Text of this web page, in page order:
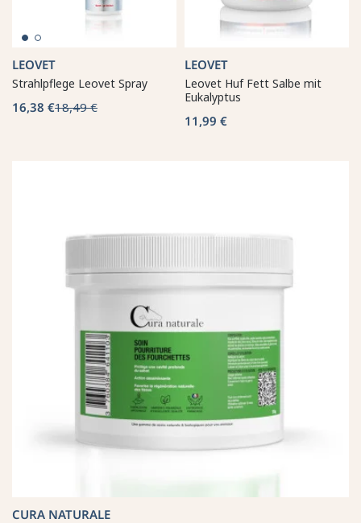
LEOVET
Strahlpflege Leovet Spray
16,38 €18,49 €
LEOVET
Leovet Huf Fett Salbe mit
Eukalyptus
11,99 €
CURA NATURALE